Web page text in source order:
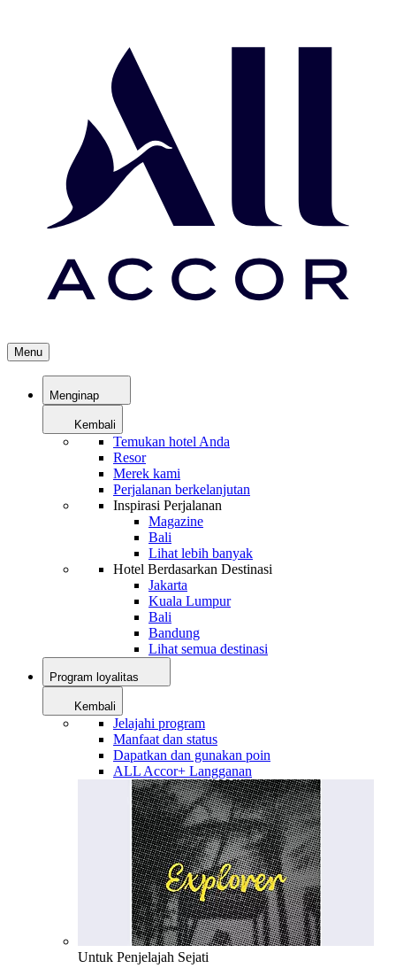
Menu
Menginap
Kembali
Temukan hotel Anda
Resor
Merek kami
Perjalanan berkelanjutan
Inspirasi Perjalanan
Magazine
Bali
Lihat lebih banyak
Hotel Berdasarkan Destinasi
Jakarta
Kuala Lumpur
Bali
Bandung
Lihat semua destinasi
Program loyalitas
Kembali
Jelajahi program
Manfaat dan status
Dapatkan dan gunakan poin
ALL Accor+ Langganan
Untuk Penjelajah Sejati